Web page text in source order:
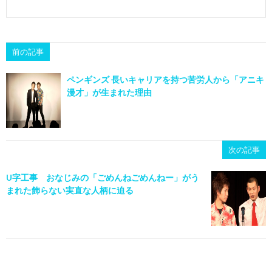
前の記事
ペンギンズ 長いキャリアを持つ苦労人から「アニキ
漫才」が生まれた理由
次の記事
U字工事 おなじみの「ごめんねごめんねー」がう
まれた飾らない実直な人柄に迫る